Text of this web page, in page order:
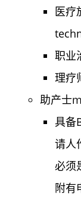
医疗
职业
理疗
助产士
具备
请人
必须
附有